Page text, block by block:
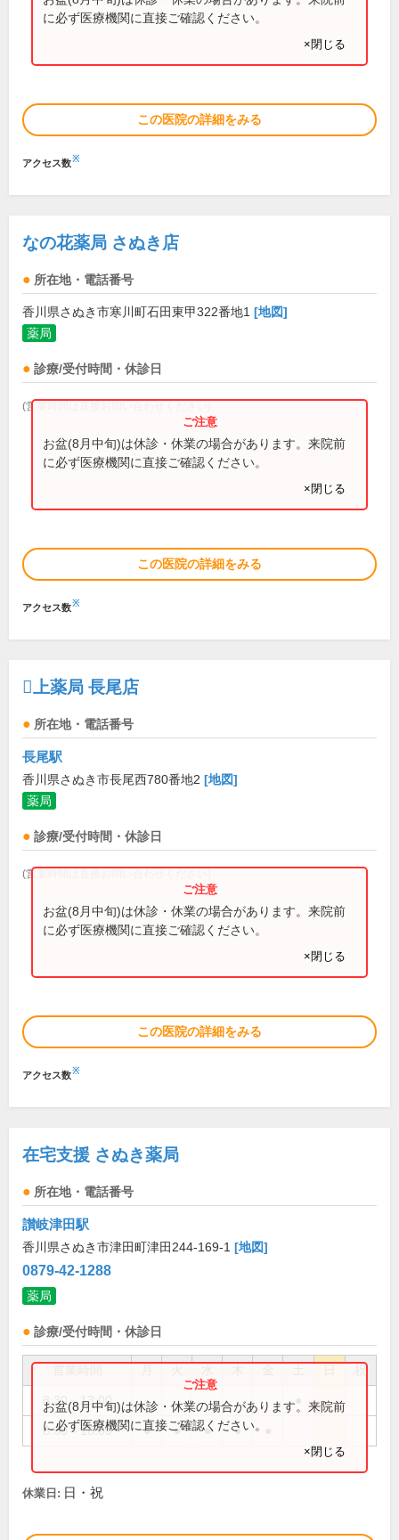
に必ず医療機関に直接ご確認ください。
×閉じる
この医院の詳細をみる
アクセス数※
なの花薬局 さぬき店
所在地・電話番号
香川県さぬき市寒川町石田東甲322番地1 [地図]
薬局
診療/受付時間・休診日
(営業時間は直接お問い合わせください)
お盆(8月中旬)は休診・休業の場合があります。来院前
に必ず医療機関に直接ご確認ください。
×閉じる
この医院の詳細をみる
アクセス数※
上薬局 長尾店
所在地・電話番号
長尾駅
香川県さぬき市長尾西780番地2 [地図]
薬局
診療/受付時間・休診日
(営業時間は直接お問い合わせください)
お盆(8月中旬)は休診・休業の場合があります。来院前
に必ず医療機関に直接ご確認ください。
×閉じる
この医院の詳細をみる
アクセス数※
在宅支援 さぬき薬局
所在地・電話番号
讃岐津田駅
香川県さぬき市津田町津田244-169-1 [地図]
0879-42-1288
薬局
診療/受付時間・休診日
祝
8:30～13:00
8:30～18:00 ● ● ● ●
お盆(8月中旬)は休診・休業の場合があります。来院前
に必ず医療機関に直接ご確認ください。
×閉じる
休業日: 日・祝